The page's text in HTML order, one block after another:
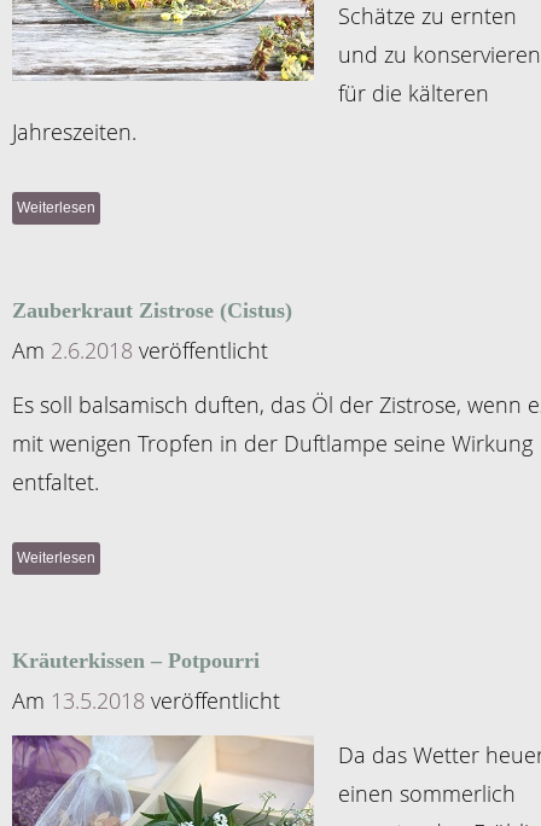
Schätze zu ernten
und zu konservieren
für die kälteren
Jahreszeiten.
Weiterlesen
Zauberkraut Zistrose (Cistus)
Am 2.6.2018 veröffentlicht
Es soll balsamisch duften, das Öl der Zistrose, wenn
mit wenigen Tropfen in der Duftlampe seine Wirkung
entfaltet.
Weiterlesen
Kräuterkissen – Potpourri
Am 13.5.2018 veröffentlicht
Da das Wetter
einen sommerlich